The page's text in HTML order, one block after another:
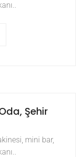
Şehir
mini bar,